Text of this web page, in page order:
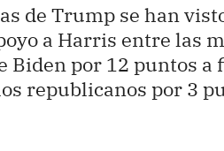
de Trump se han
a Harris entre las
Biden por 12 puntos a
republicanos por 3